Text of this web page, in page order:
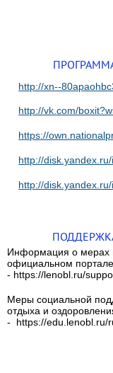
http://xn--
http://vk.com/
https://
http://
http://
Информация о мерах
официальном портале
- https://lenobl.ru/
Меры социальной
отдыха и
- https://edu.lenobl.ru/